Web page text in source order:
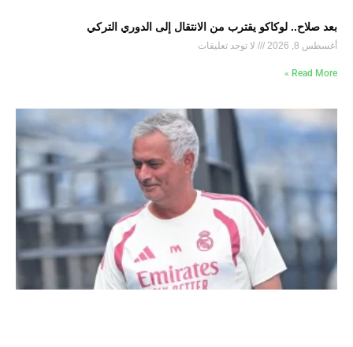
بعد صلاح.. لوكاكو يقترب من الانتقال إلى الدوري التركي
أغسطس 8, 2026 لا توجد تعليقات
Read More »